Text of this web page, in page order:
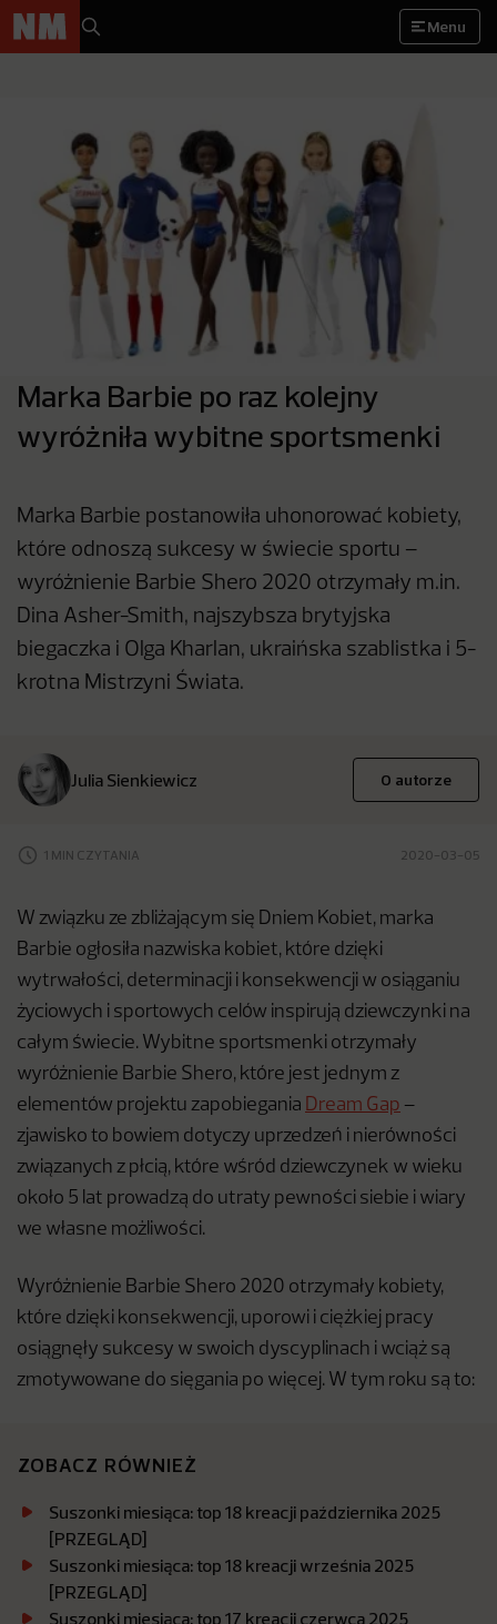
Menu
Marka Barbie po raz kolejny
wyróżniła wybitne sportsmenki
Marka Barbie postanowiła uhonorować kobiety,
które odnoszą sukcesy w świecie sportu –
wyróżnienie Barbie Shero 2020 otrzymały m.in.
Dina Asher-Smith, najszybsza brytyjska
biegaczka i Olga Kharlan, ukraińska szablistka i 5-
krotna Mistrzyni Świata.
Julia Sienkiewicz O autorze
1 MIN CZYTANIA 2020-03-05
W związku ze zbliżającym się Dniem Kobiet, marka
Barbie ogłosiła nazwiska kobiet, które dzięki
wytrwałości, determinacji i konsekwencji w osiąganiu
życiowych i sportowych celów inspirują dziewczynki na
całym świecie. Wybitne sportsmenki otrzymały
wyróżnienie Barbie Shero, które jest jednym z
elementów projektu zapobiegania Dream Gap –
zjawisko to bowiem dotyczy uprzedzeń i nierówności
związanych z płcią, które wśród dziewczynek w wieku
około 5 lat prowadzą do utraty pewności siebie i wiary
we własne możliwości.
Wyróżnienie Barbie Shero 2020 otrzymały kobiety,
które dzięki konsekwencji, uporowi i ciężkiej pracy
osiągnęły sukcesy w swoich dyscyplinach i wciąż są
zmotywowane do sięgania po więcej. W tym roku są to:
ZOBACZ RÓWNIEŻ
Suszonki miesiąca: top 18 kreacji października 2025
[PRZEGLĄD]
Suszonki miesiąca: top 18 kreacji września 2025
[PRZEGLĄD]
Suszonki miesiąca: top 17 kreacji czerwca 2025